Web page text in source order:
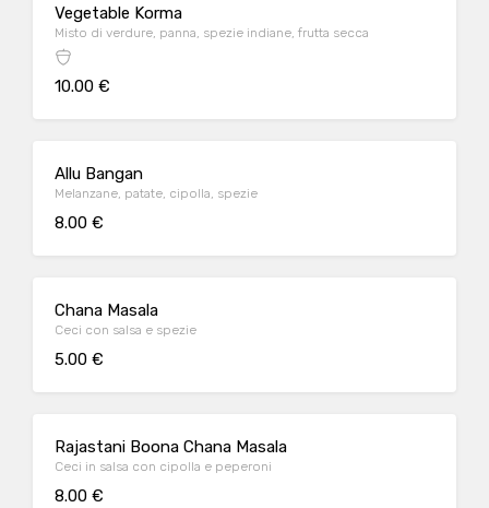
Vegetable Korma
Misto di verdure, panna, spezie indiane, frutta secca
10.00 €
Allu Bangan
Melanzane, patate, cipolla, spezie
8.00 €
Chana Masala
Ceci con salsa e spezie
5.00 €
Rajastani Boona Chana Masala
Ceci in salsa con cipolla e peperoni
8.00 €